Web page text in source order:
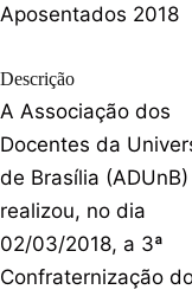
Aposentados 2018
Descrição
A Associação dos
Docentes da
de Brasília (ADUnB)
realizou, no dia
02/03/2018, a 3ª
Confraternização